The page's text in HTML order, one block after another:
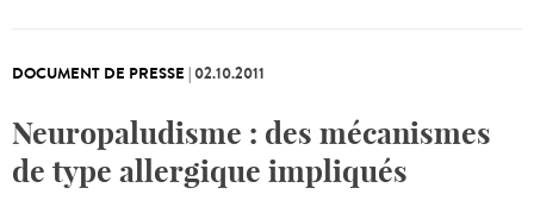
DOCUMENT DE PRESSE |02.10.2011
Neuropaludisme : des mécanismes
de type allergique impliqués